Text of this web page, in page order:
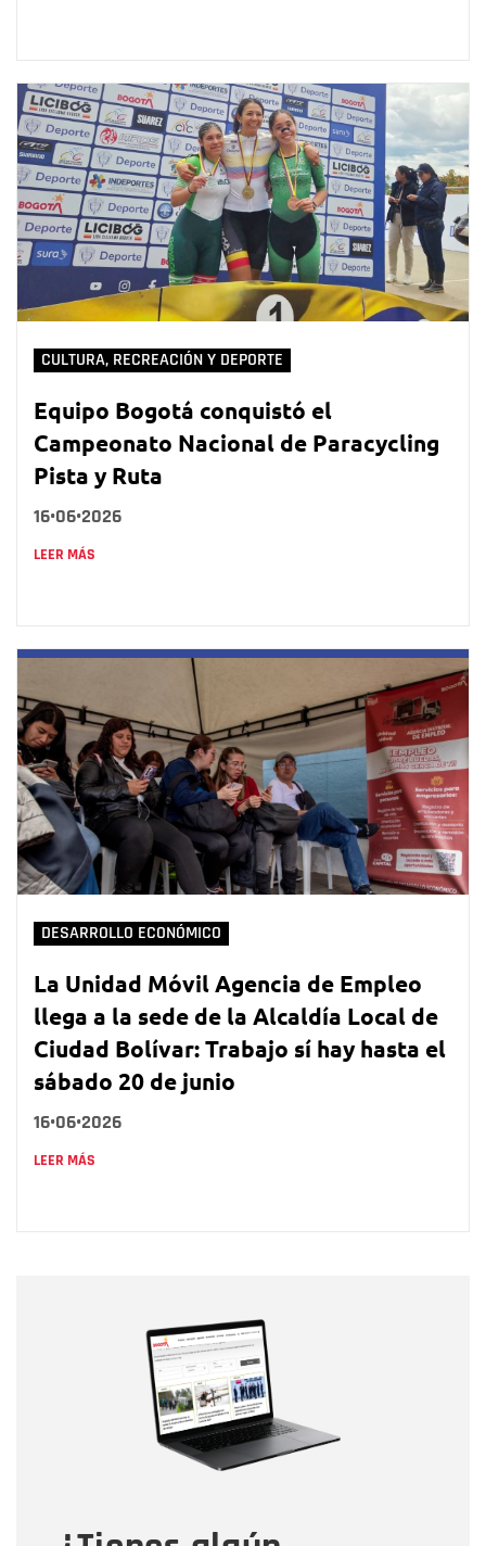
CULTURA, RECREACIÓN Y DEPORTE
Equipo Bogotá conquistó el
Campeonato Nacional de Paracycling
Pista y Ruta
16•06•2026
LEER MÁS
DESARROLLO ECONÓMICO
La Unidad Móvil Agencia de Empleo
llega a la sede de la Alcaldía Local de
Ciudad Bolívar: Trabajo sí hay hasta el
sábado 20 de junio
16•06•2026
LEER MÁS
Correo electrónico
Tipo de comentario
Mensaje